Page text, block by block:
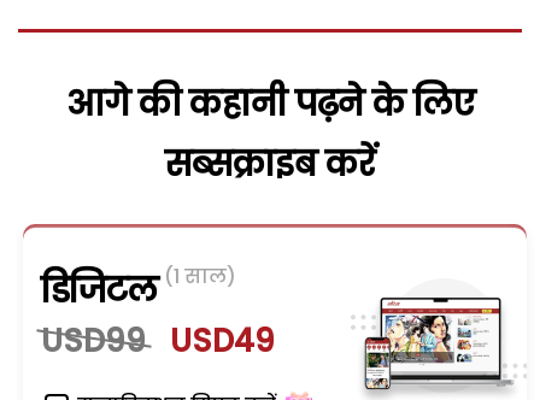
आगे की कहानी पढ़ने के लिए
सब्सक्राइब करें
डिजिटल (1 साल)
USD99 USD49